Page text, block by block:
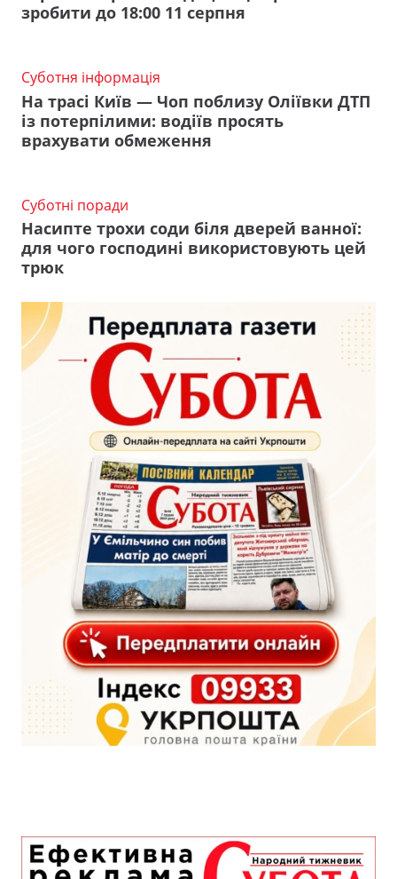
зробити до 18:00 11 серпня
Суботня інформація
На трасі Київ — Чоп поблизу Оліївки ДТП
із потерпілими: водіїв просять
врахувати обмеження
Суботні поради
Насипте трохи соди біля дверей ванної:
для чого господині використовують цей
трюк